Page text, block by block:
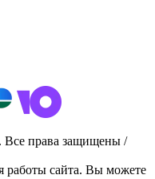
права защищены /
работы сайта. Вы можете